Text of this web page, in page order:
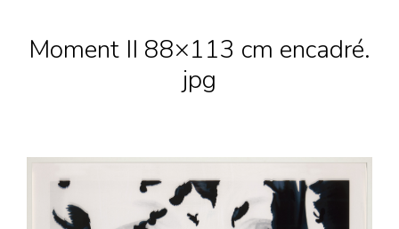
Moment II 88×113 cm encadré.
jpg